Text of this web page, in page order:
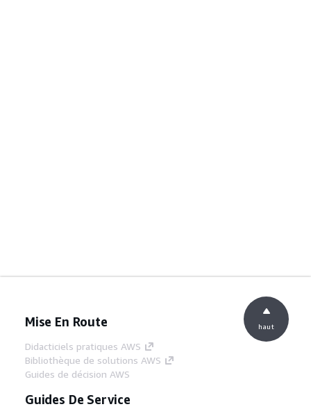
Mise En Route
Didacticiels pratiques AWS
Bibliothèque de solutions AWS
Guides de décision AWS
Guides De Service
haut